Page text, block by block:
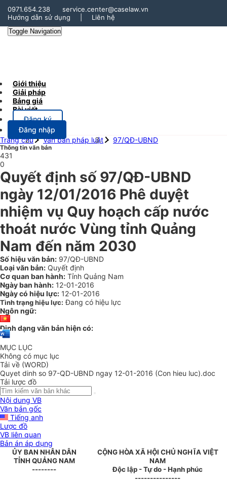
0971.654.238
service.center@caselaw.vn
Hướng dẫn sử dụng
Liên hệ
Toggle Navigation
Giới thiệu
Giải pháp
Bảng giá
Bài viết
Đăng ký
Đăng nhập
Trang chủ
Văn bản pháp luật 97/QĐ-UBND
Thông tin văn bản
431
0
Quyết định số 97/QĐ-UBND
ngày 12/01/2016 Phê duyệt
nhiệm vụ Quy hoạch cấp nước
thoát nước Vùng tỉnh Quảng
Nam đến năm 2030
Số hiệu văn bản: 97/QĐ-UBND
Loại văn bản: Quyết định
Cơ quan ban hành: Tỉnh Quảng Nam
Ngày ban hành: 12-01-2016
Ngày có hiệu lực: 12-01-2016
Tình trạng hiệu lực: Đang có hiệu lực
Ngôn ngữ:
Định dạng văn bản hiện có:
MỤC LỤC
Không có mục lục
Tải về (WORD)
Quyet dinh so 97-QD-UBND ngay 12-01-2016 (Con hieu luc).doc
Tải lược đồ
Nội dung VB
Văn bản gốc
Tiếng anh
Lược đồ
VB liên quan
Bản án áp dụng
ỦY BAN NHÂN DÂN
TỈNH QUẢNG NAM
--------
CỘNG HÒA XÃ HỘI CHỦ NGHĨA VIỆT
NAM
Độc lập - Tự do - Hạnh phúc
---------------